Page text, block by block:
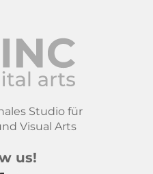
Studio für
Visual Arts
us!